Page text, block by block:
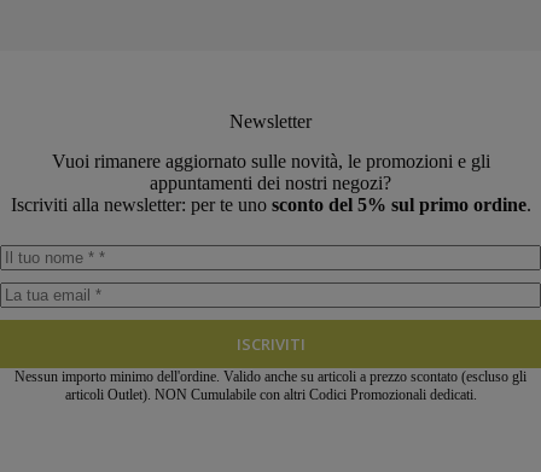
Newsletter
Vuoi rimanere aggiornato sulle novità, le promozioni e gli
appuntamenti dei nostri negozi?
Iscriviti alla newsletter: per te uno sconto del 5% sul primo ordine.
ISCRIVITI
Nessun importo minimo dell'ordine. Valido anche su articoli a prezzo scontato (escluso gli
articoli Outlet). NON Cumulabile con altri Codici Promozionali dedicati.